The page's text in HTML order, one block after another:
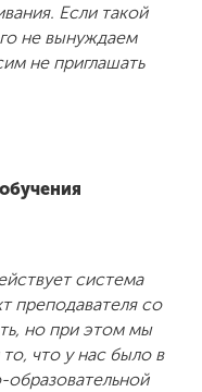
Если такой
не вынуждаем
не приглашать
система
преподавателя со
но при этом мы
что у нас было в